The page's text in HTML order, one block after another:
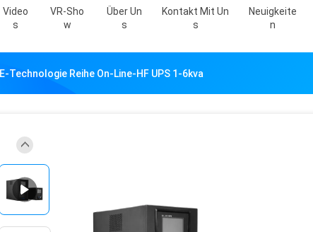
Video
S
VR-Sho
W
Über Un
S
Kontakt Mit Un
S
Neuigkeite
N
E-Technologie Reihe On-Line-HF UPS 1-6kva